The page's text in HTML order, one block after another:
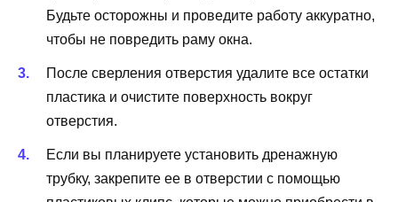
Будьте осторожны и проведите работу аккуратно,
чтобы не повредить раму окна.
После сверления отверстия удалите все остатки
пластика и очистите поверхность вокруг
отверстия.
Если вы планируете установить дренажную
трубку, закрепите ее в отверстии с помощью